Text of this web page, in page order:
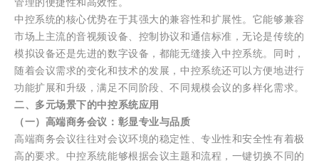
管理的便捷性和高效性。
中控系统的核心优势在于其强大的兼容性和扩展性。它能够兼容
市场上主流的音视频设备、控制协议和通信标准，无论是传统的
模拟设备还是先进的数字设备，都能无缝接入中控系统。同时，
随着会议需求的变化和技术的发展，中控系统还可以方便地进行
功能扩展和升级，满足不同阶段、不同规模会议的多样化需求。
二、多元场景下的中控系统应用
（一）高端商务会议：彰显专业与品质
高端商务会议往往对会议环境的稳定性、专业性和安全性有着极
高的要求。中控系统能够根据会议主题和流程，一键切换不同的